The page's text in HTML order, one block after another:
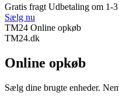
Gratis fragt Udbetaling om 1-3
Sælg nu
TM24 Online opkøb
TM24.dk
Online opkøb
Sælg dine brugte enheder.